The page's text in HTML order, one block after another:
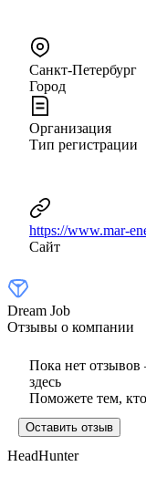
Санкт-Петербург
Город
Организация
Тип регистрации
https://www.mar-
Сайт
Dream Job
Отзывы о компании
Пока нет отзывов
здесь
Поможете тем,
Оставить отзыв
HeadHunter